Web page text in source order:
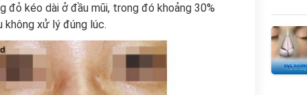
đỏ kéo dài ở đầu mũi, trong đó khoảng 30%
không xử lý đúng lúc.